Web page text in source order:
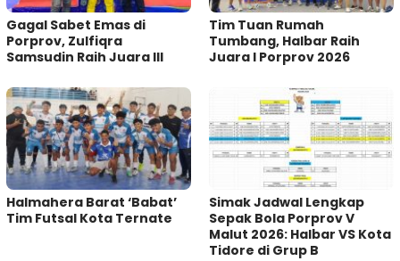
Gagal Sabet Emas di
Porprov, Zulfiqra
Samsudin Raih Juara III
Tim Tuan Rumah
Tumbang, Halbar Raih
Juara I Porprov 2026
Halmahera Barat ‘Babat’
Tim Futsal Kota Ternate
Simak Jadwal Lengkap
Sepak Bola Porprov V
Malut 2026: Halbar VS Kota
Tidore di Grup B